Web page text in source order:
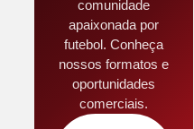
comunidade
apaixonada por
futebol. Conheça
nossos formatos e
oportunidades
comerciais.